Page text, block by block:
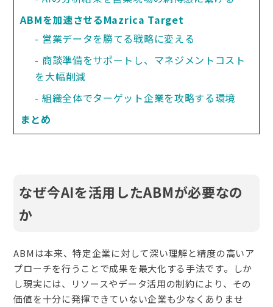
ABMを加速させるMazrica Target
営業データを勝てる戦略に変える
商談準備をサポートし、マネジメントコスト
を大幅削減
組織全体でターゲット企業を攻略する環境
まとめ
なぜ今AIを活用したABMが必要なの
か
ABMは本来、特定企業に対して深い理解と精度の高いア
プローチを行うことで成果を最大化する手法です。しか
し現実には、リソースやデータ活用の制約により、その
価値を十分に発揮できていない企業も少なくありませ